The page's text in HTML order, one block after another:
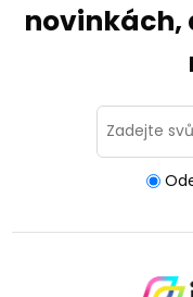
novinkách,